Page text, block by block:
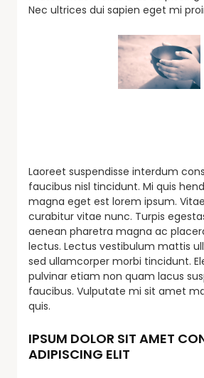
Nec ultrices dui sapien eget mi
Laoreet suspendisse interdum
faucibus nisl tincidunt. Mi quis
magna eget est lorem ipsum.
curabitur vitae nunc. Turpis
aenean pharetra magna ac
lectus. Lectus vestibulum mattis
sed ullamcorper morbi tincidunt.
pulvinar etiam non quam lacus
faucibus. Vulputate mi sit amet
quis.
IPSUM DOLOR SIT AMET
ADIPISCING ELIT